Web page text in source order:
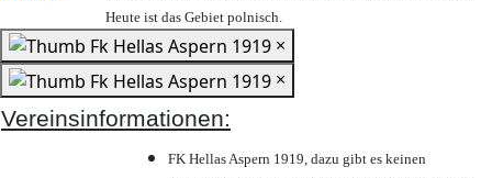
Heute ist das Gebiet polnisch.
×
×
Vereinsinformationen:
FK Hellas Aspern 1919, dazu gibt es keinen